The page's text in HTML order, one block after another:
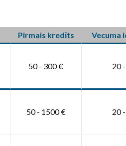
Pirmais kredīts Vecuma
50 - 300 € 20
50 - 1500 € 20